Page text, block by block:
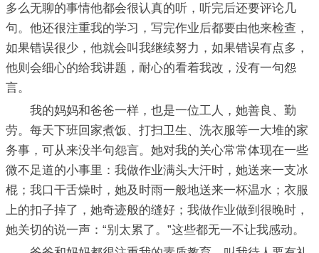
多么无聊的事情他都会很认真的听，听完后还要评论几
句。他还很注重我的学习，写完作业后都要由他来检查，
如果错误很少，他就会叫我继续努力，如果错误有点多，
他则会细心的给我讲题，耐心的看着我改，没有一句怨
言。
我的妈妈和爸爸一样，也是一位工人，她善良、勤
劳。每天下班回家煮饭、打扫卫生、洗衣服等一大堆的家
务事，可从来没半句怨言。她对我的关心常常体现在一些
微不足道的小事里：我做作业满头大汗时，她送来一支冰
棍；我口干舌燥时，她及时雨一般地送来一杯温水；衣服
上的扣子掉了，她奇迹般的缝好；我做作业做到很晚时，
她关切的说一声：“别太累了。”这些都无一不让我感动。